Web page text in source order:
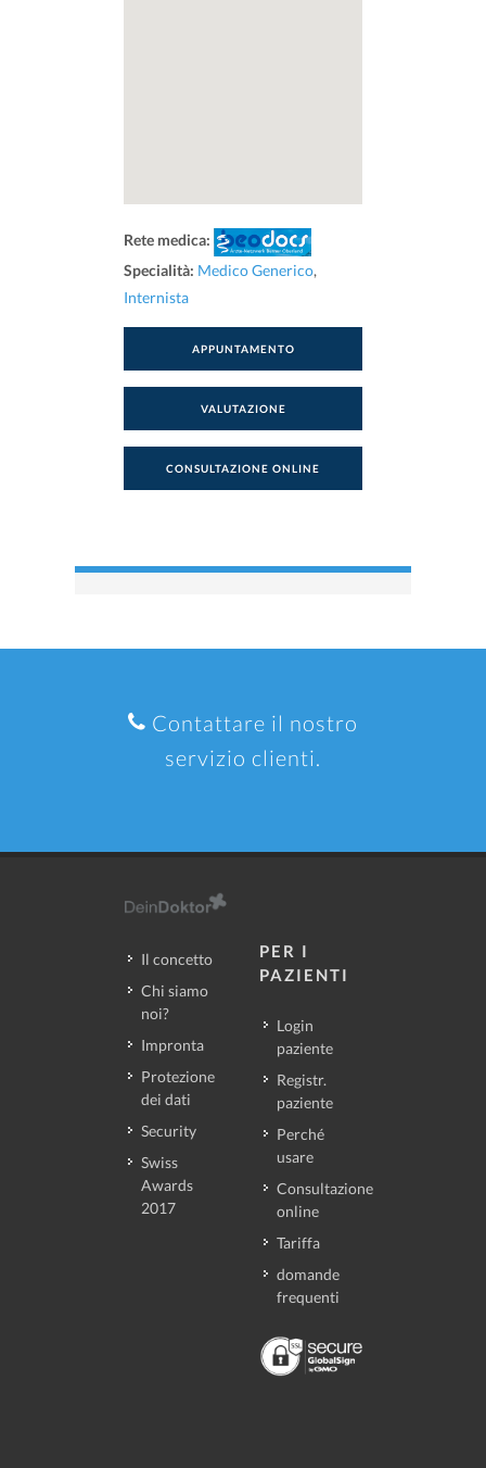
Rete medica:
Specialità: Medico Generico,
Internista
APPUNTAMENTO
VALUTAZIONE
CONSULTAZIONE ONLINE
Contattare il nostro
servizio clienti.
Il concetto
Chi siamo
noi?
Impronta
Protezione
dei dati
Security
Swiss
Awards
2017
PER I
PAZIENTI
Login
paziente
Registr.
paziente
Perché
usare
Consultazione
online
Tariffa
domande
frequenti